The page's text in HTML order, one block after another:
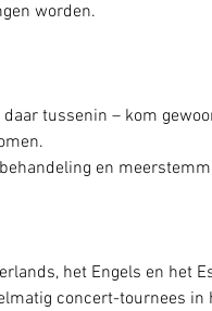
worden.
tussenin – kom
en
het Engels en het
concert-tournees